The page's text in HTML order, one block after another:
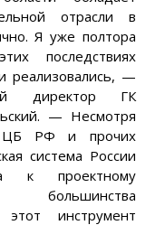
отрасли в
Я уже полтора
последствиях
реализовались, —
директор ГК
— Несмотря
ЦБ РФ и прочих
система России
к проектному
большинства
этот инструмент